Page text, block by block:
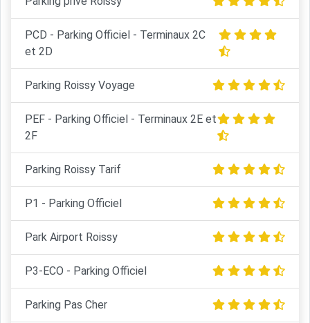
PCD - Parking Officiel - Terminaux 2C
et 2D
Parking Roissy Voyage
PEF - Parking Officiel - Terminaux 2E et
2F
Parking Roissy Tarif
P1 - Parking Officiel
Park Airport Roissy
P3-ECO - Parking Officiel
Parking Pas Cher